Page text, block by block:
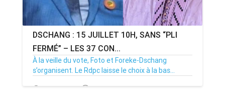
DSCHANG : 15 JUILLET 10H, SANS “PLI
FERMÉ” – LES 37 CON...
À la veille du vote, Foto et Foreke-Dschang
s’organisent. Le Rdpc laisse le choix à la bas...
14/07/26 Par MenouActu 0